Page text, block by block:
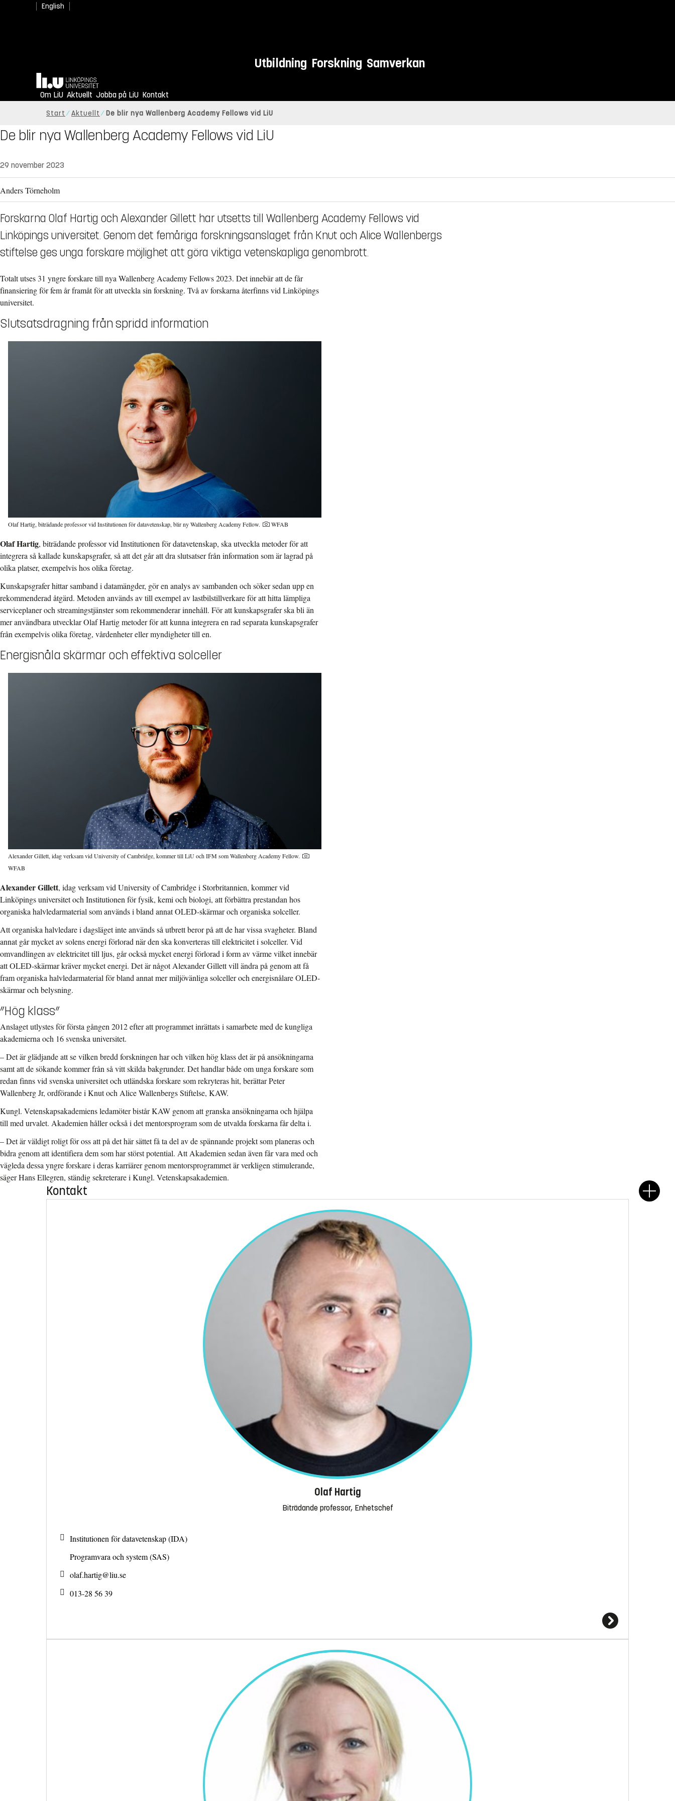
English
Utbildning Forskning Samverkan
Hem
Om LiU Aktuellt Jobba på LiU Kontakt
Start Aktuellt De blir nya Wallenberg Academy Fellows vid LiU
De blir nya Wallenberg Academy Fellows vid LiU
29 november 2023
Anders Törneholm
Forskarna Olaf Hartig och Alexander Gillett har utsetts till Wallenberg Academy Fellows vid
Linköpings universitet. Genom det femåriga forskningsanslaget från Knut och Alice Wallenbergs
stiftelse ges unga forskare möjlighet att göra viktiga vetenskapliga genombrott.
Totalt utses 31 yngre forskare till nya Wallenberg Academy Fellows 2023. Det innebär att de får
finansiering för fem år framåt för att utveckla sin forskning. Två av forskarna återfinns vid Linköpings
universitet.
Slutsatsdragning från spridd information
Olaf Hartig, biträdande professor vid Institutionen för datavetenskap, blir ny Wallenberg Academy Fellow. WFAB
Olaf Hartig, biträdande professor vid Institutionen för datavetenskap, ska utveckla metoder för att
integrera så kallade kunskapsgrafer, så att det går att dra slutsatser från information som är lagrad på
olika platser, exempelvis hos olika företag.
Kunskapsgrafer hittar samband i datamängder, gör en analys av sambanden och söker sedan upp en
rekommenderad åtgärd. Metoden används av till exempel av lastbilstillverkare för att hitta lämpliga
serviceplaner och streamingstjänster som rekommenderar innehåll. För att kunskapsgrafer ska bli än
mer användbara utvecklar Olaf Hartig metoder för att kunna integrera en rad separata kunskapsgrafer
från exempelvis olika företag, vårdenheter eller myndigheter till en.
Energisnåla skärmar och effektiva solceller
Alexander Gillett, idag verksam vid University of Cambridge, kommer till LiU och IFM som Wallenberg Academy Fellow.
WFAB
Alexander Gillett, idag verksam vid University of Cambridge i Storbritannien, kommer vid
Linköpings universitet och Institutionen för fysik, kemi och biologi, att förbättra prestandan hos
organiska halvledarmaterial som används i bland annat OLED-skärmar och organiska solceller.
Att organiska halvledare i dagsläget inte används så utbrett beror på att de har vissa svagheter. Bland
annat går mycket av solens energi förlorad när den ska konverteras till elektricitet i solceller. Vid
omvandlingen av elektricitet till ljus, går också mycket energi förlorad i form av värme vilket innebär
att OLED-skärmar kräver mycket energi. Det är något Alexander Gillett vill ändra på genom att få
fram organiska halvledarmaterial för bland annat mer miljövänliga solceller och energisnålare OLED-
skärmar och belysning.
”Hög klass”
Anslaget utlystes för första gången 2012 efter att programmet inrättats i samarbete med de kungliga
akademierna och 16 svenska universitet.
– Det är glädjande att se vilken bredd forskningen har och vilken hög klass det är på ansökningarna
samt att de sökande kommer från så vitt skilda bakgrunder. Det handlar både om unga forskare som
redan finns vid svenska universitet och utländska forskare som rekryteras hit, berättar Peter
Wallenberg Jr, ordförande i Knut och Alice Wallenbergs Stiftelse, KAW.
Kungl. Vetenskapsakademiens ledamöter bistår KAW genom att granska ansökningarna och hjälpa
till med urvalet. Akademien håller också i det mentorsprogram som de utvalda forskarna får delta i.
– Det är väldigt roligt för oss att på det här sättet få ta del av de spännande projekt som planeras och
bidra genom att identifiera dem som har störst potential. Att Akademien sedan även får vara med och
vägleda dessa yngre forskare i deras karriärer genom mentorsprogrammet är verkligen stimulerande,
säger Hans Ellegren, ständig sekreterare i Kungl. Vetenskapsakademien.
Kontakt
Olaf Hartig
Biträdande professor, Enhetschef
Institutionen för datavetenskap (IDA)
Programvara och system (SAS)
olaf.hartig@liu.se
013-28 56 39